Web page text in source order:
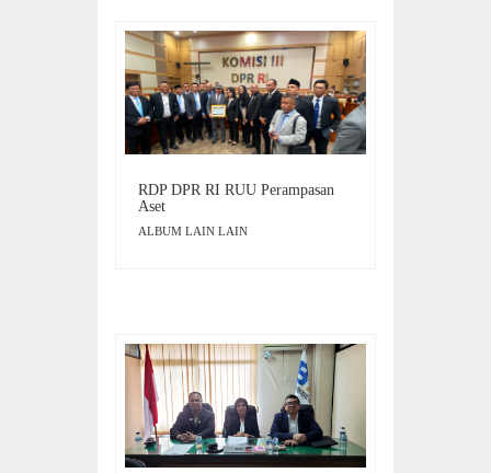
RDP DPR RI RUU Perampasan
Aset
ALBUM LAIN LAIN